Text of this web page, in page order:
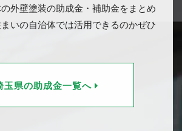
外壁塗装の助成金・補助金をまとめ
いの自治体では活用できるのかぜひ
玉県の助成金一覧へ